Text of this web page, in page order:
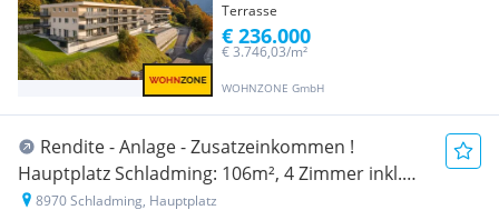
Terrasse
WOHNZONE GmbH
€ 3.746,03/m²
€ 236.000
Rendite - Anlage - Zusatzeinkommen !
Hauptplatz Schladming: 106m², 4 Zimmer inkl.
Parkplatz
8970 Schladming, Hauptplatz